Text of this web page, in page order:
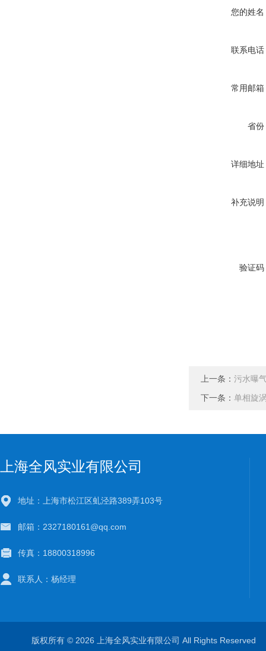
您的姓名
联系电话
常用邮箱
省份
详细地址
补充说明
验证码
上一条： 污水曝
下一条： 单相旋
上海全风实业有限公司
地址：上海市松江区虬泾路389弄103号
邮箱：2327180161@qq.com
传真：18800318996
联系人：杨经理
版权所有 © 2026 上海全风实业有限公司 All Rights